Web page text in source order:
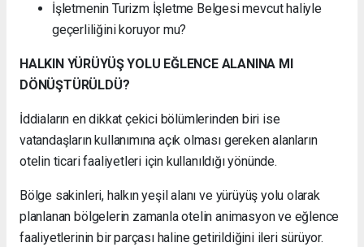
İşletmenin Turizm İşletme Belgesi mevcut haliyle
geçerliliğini koruyor mu?
HALKIN YÜRÜYÜŞ YOLU EĞLENCE ALANINA MI
DÖNÜŞTÜRÜLDÜ?
İddiaların en dikkat çekici bölümlerinden biri ise
vatandaşların kullanımına açık olması gereken alanların
otelin ticari faaliyetleri için kullanıldığı yönünde.
Bölge sakinleri, halkın yeşil alanı ve yürüyüş yolu olarak
planlanan bölgelerin zamanla otelin animasyon ve eğlence
faaliyetlerinin bir parçası haline getirildiğini ileri sürüyor.